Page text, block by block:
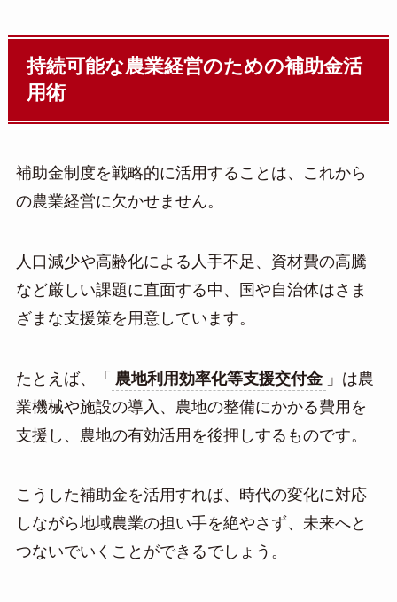
持続可能な農業経営のための補助金活
用術
補助金制度を戦略的に活用することは、これから
の農業経営に欠かせません。
人口減少や高齢化による人手不足、資材費の高騰
など厳しい課題に直面する中、国や自治体はさま
ざまな支援策を用意しています。
たとえば、「 農地利用効率化等支援交付金 」は農
業機械や施設の導入、農地の整備にかかる費用を
支援し、農地の有効活用を後押しするものです。
こうした補助金を活用すれば、時代の変化に対応
しながら地域農業の担い手を絶やさず、未来へと
つないでいくことができるでしょう。